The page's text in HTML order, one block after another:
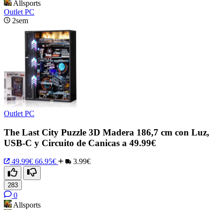
Allsports
Outlet PC
2sem
Outlet PC
The Last City Puzzle 3D Madera 186,7 cm con Luz,
USB-C y Circuito de Canicas a 49.99€
49.99€ 66.95€ 3.99€
283
0
Allsports